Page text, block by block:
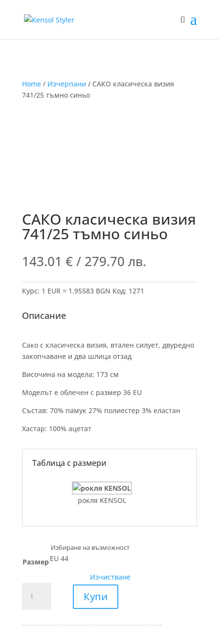
Home/ Изчерпани / САКО класическа визия
741/25 тъмно синьо
САКО класическа визия
741/25 тъмно синьо
143.01 €/ 279.70 лв.
Курс: 1 EUR = 1.95583 BGN Код: 1271
Описание
Сако с класическа визия, втален силует, двуредно
закопчаване и два шлица отзад
Височина на модела: 173 см
Моделът е облечен с размер 36 EU
Състав: 70% памук 27% полиестер 3% еластан
Хастар: 100% ацетат
Таблица с размери
рокля KENSOL
РазмерEU 44
Изчистване
Купи